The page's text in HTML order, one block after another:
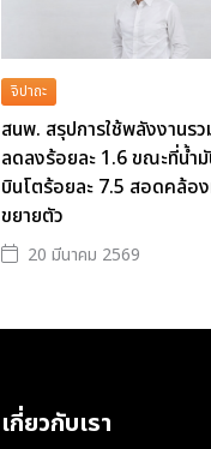
จิปาถะ
สนพ. สรุปการใช้พลังงานร
ลดลงร้อยละ 1.6 ขณะที่น้ำ
บินโตร้อยละ 7.5 สอดคล้อ
ขยายตัว
20 มีนาคม 2569
เกี่ยวกับเรา